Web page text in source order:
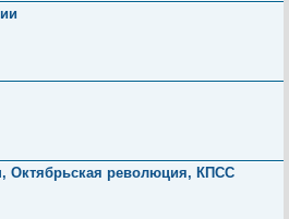
Октябрьская революция, КПСС